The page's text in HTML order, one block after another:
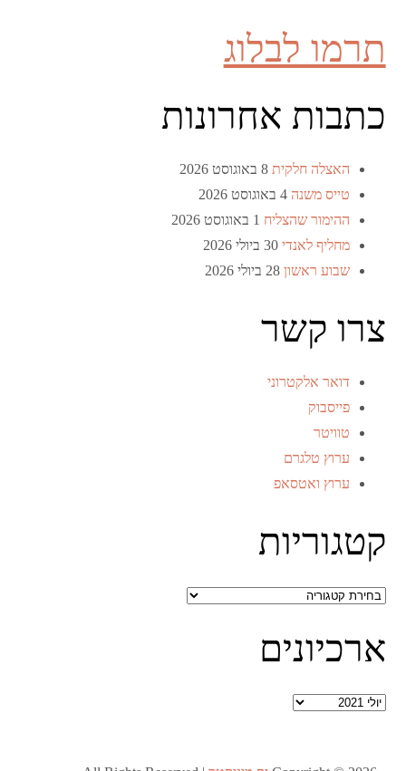
תרמו לבלוג
כתבות אחרונות
האצלה חלקית 8 באוגוסט 2026
טייס משנה 4 באוגוסט 2026
ההימור שהצליח 1 באוגוסט 2026
מחליף לאנדי 30 ביולי 2026
שבוע ראשון 28 ביולי 2026
צרו קשר
דואר אלקטרוני
פייסבוק
טוויטר
ערוץ טלגרם
ערוץ ואטסאפ
קטגוריות
קטגוריות
ארכיונים
ארכיונים